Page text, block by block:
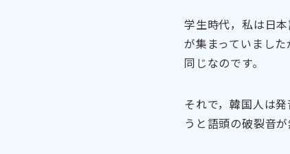
学生時代，私は日
が集まっていまし
同じなのです。
それで，韓国人は
うと語頭の破裂音が